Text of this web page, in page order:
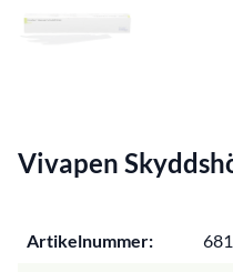
Vivapen
Artikelnummer: